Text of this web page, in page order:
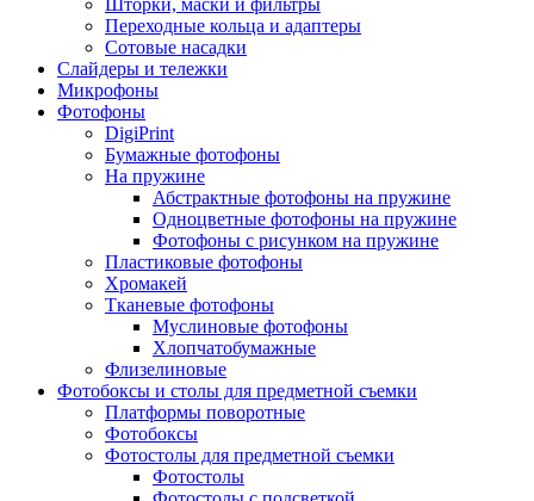
Шторки, маски и фильтры
Переходные кольца и адаптеры
Сотовые насадки
Слайдеры и тележки
Микрофоны
Фотофоны
DigiPrint
Бумажные фотофоны
На пружине
Абстрактные фотофоны на пружине
Одноцветные фотофоны на пружине
Фотофоны с рисунком на пружине
Пластиковые фотофоны
Хромакей
Тканевые фотофоны
Муслиновые фотофоны
Хлопчатобумажные
Флизелиновые
Фотобоксы и столы для предметной съемки
Платформы поворотные
Фотобоксы
Фотостолы для предметной съемки
Фотостолы